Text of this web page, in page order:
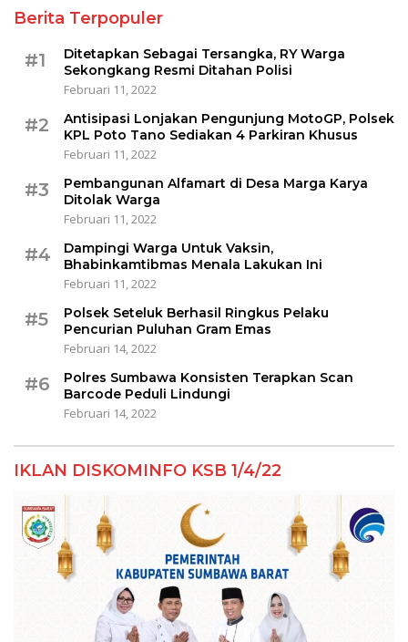
Berita Terpopuler
#1
Ditetapkan Sebagai Tersangka, RY Warga
Sekongkang Resmi Ditahan Polisi
Februari 11, 2022
#2
Antisipasi Lonjakan Pengunjung MotoGP, Polsek
KPL Poto Tano Sediakan 4 Parkiran Khusus
Februari 11, 2022
#3
Pembangunan Alfamart di Desa Marga Karya
Ditolak Warga
Februari 11, 2022
#4
Dampingi Warga Untuk Vaksin,
Bhabinkamtibmas Menala Lakukan Ini
Februari 11, 2022
#5
Polsek Seteluk Berhasil Ringkus Pelaku
Pencurian Puluhan Gram Emas
Februari 14, 2022
#6
Polres Sumbawa Konsisten Terapkan Scan
Barcode Peduli Lindungi
Februari 14, 2022
IKLAN DISKOMINFO KSB 1/4/22